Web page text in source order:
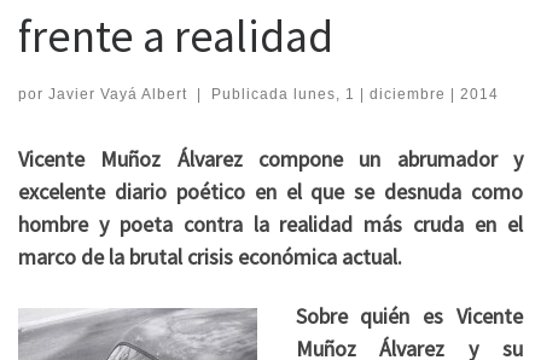
frente a realidad
por Javier Vayá Albert | Publicada lunes, 1 | diciembre | 2014
Vicente Muñoz Álvarez compone un abrumador y
excelente diario poético en el que se desnuda como
hombre y poeta contra la realidad más cruda en el
marco de la brutal crisis económica actual.
Sobre quién es Vicente
Muñoz Álvarez y su